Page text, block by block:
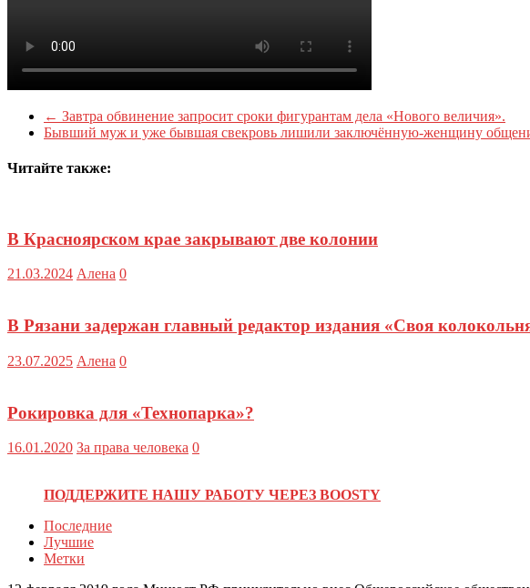
← Завтра обвинение запросит сроки фигурантам дела «Нового величия».
Бывший муж и уже бывшая свекровь лишили заключённую-женщину
Читайте также:
В Красноярском крае закрывают две колонии
21.03.2024 Алена 0
В Рязани задержан главный редактор издания «Своя
23.07.2025 Алена 0
Рокировка для «Технопарка»?
16.01.2020 За права человека 0
ПОДДЕРЖИТЕ НАШУ РАБОТУ ЧЕРЕЗ BOOSTY
Последние
Лучшие
Метки